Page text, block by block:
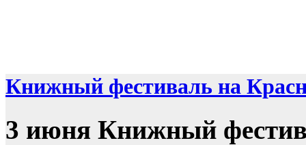
Книжный фестиваль на
3 июня Книжный